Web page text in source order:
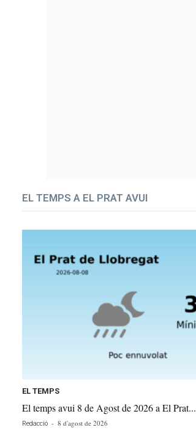
EL TEMPS A EL PRAT AVUI
EL TEMPS
El temps avui 8 de Agost de 2026 a El Prat...
Redacció - 8 d'agost de 2026